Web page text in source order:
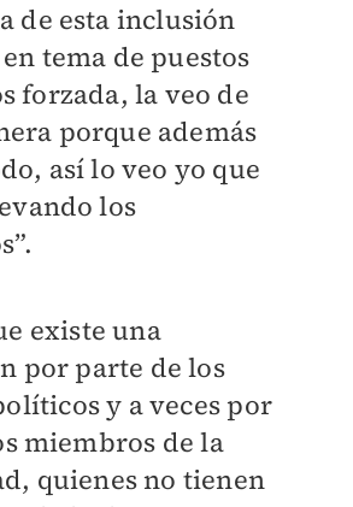
de esta inclusión
tema de puestos
forzada, la veo de
porque además
así lo veo yo que
los
existe una
por parte de los
y a veces por
miembros de la
quienes no tienen